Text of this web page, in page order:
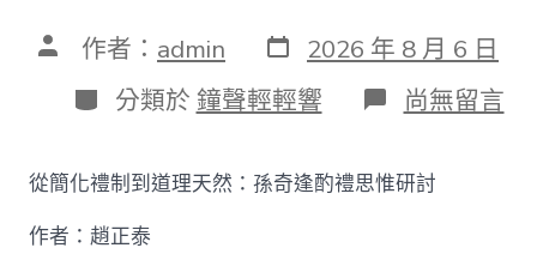
文 作者： admin 發
表
日
期
2026 年 8 月 6 日
分
類
分類於 鐘聲輕輕響 在
〈【趙
泰
找
尚無留言
從簡化禮制到道理天然：孫奇逢酌禮思惟研討
作者：趙正泰